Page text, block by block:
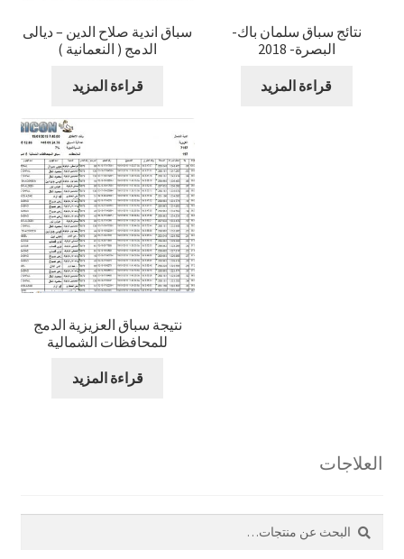
سباق اندية صلاح الدين – ديالى
الدمج ( النعمانية )
قراءة المزيد
نتائج سباق سلمان باك-
البصرة- 2018
قراءة المزيد
نتيجة سباق العزيزية الدمج
للمحافظات الشمالية
قراءة المزيد
العلاجات
البحث
عن:
بحث